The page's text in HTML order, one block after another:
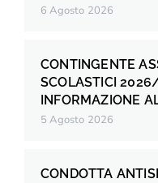
6 Agosto 2026
CONTINGENTE
SCOLASTICI
INFORMAZIONE
5 Agosto 2026
CONDOTTA